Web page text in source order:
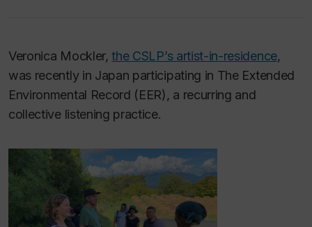
Veronica Mockler,the CSLP’s artist-in-residence,
was recently in Japan participating in The Extended
Environmental Record (EER), a recurring and
collective listening practice.